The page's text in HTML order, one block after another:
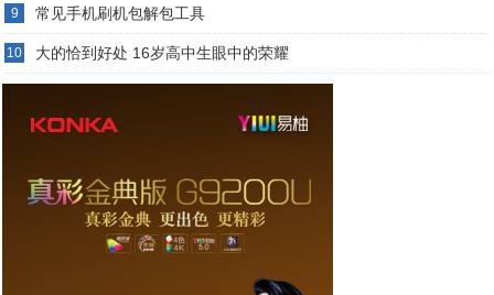
9 常见手机刷机包解包工具
10 大的恰到好处 16岁高中生眼中的荣耀